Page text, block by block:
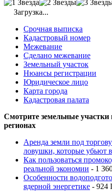
Загрузка...
Срочная выписка
Кадастровый номер
Межевание
Сделано межевание
Земельный участок
Нюансы регистрации
Юридическое лицо
Карта города
Кадастровая палата
Смотрите земельные участки
регионах
Аренда земли под
ловушки, которые убьют
Как пользоваться
реальной экономии - 1
Особенности
ядерной энергетике - 924